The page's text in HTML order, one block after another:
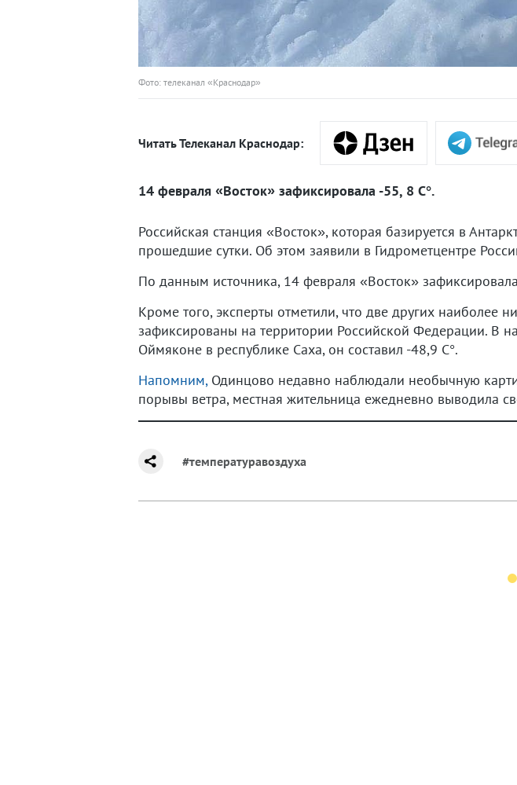
Фото: телеканал «Краснодар»
Читать Телеканал Краснодар:
14 февраля «Восток» зафиксировала -55, 8 C°.
Российская станция «Восток», которая базируется в
прошедшие сутки. Об этом заявили в Гидрометцентре
По данным источника, 14 февраля «Восток»
Кроме того, эксперты отметили, что две других наиболее
зафиксированы на территории Российской Федерации. В
Оймяконе в республике Саха, он составил -48,9 C°.
Напомним,Одинцово недавно наблюдали необычную
порывы ветра, местная жительница ежедневно выводила
#температуравоздуха